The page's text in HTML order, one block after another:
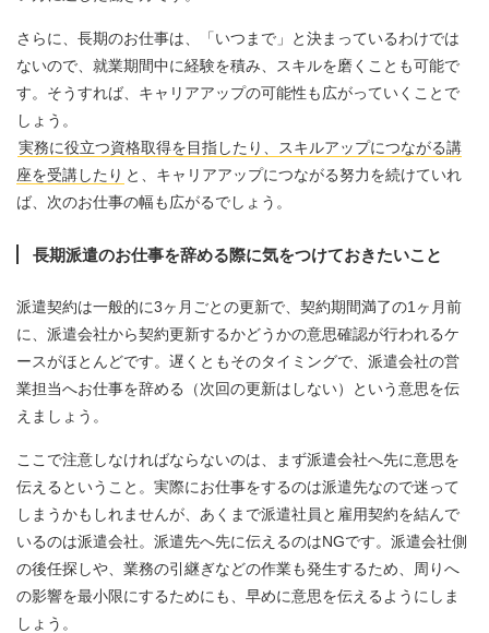
さらに、長期のお仕事は、「いつまで」と決まっているわけでは
ないので、就業期間中に経験を積み、スキルを磨くことも可能で
す。そうすれば、キャリアアップの可能性も広がっていくことで
しょう。
実務に役立つ資格取得を目指したり、スキルアップにつながる講
座を受講したり と、キャリアアップにつながる努力を続けていれ
ば、次のお仕事の幅も広がるでしょう。
長期派遣のお仕事を辞める際に気をつけておきたいこと
派遣契約は一般的に3ヶ月ごとの更新で、契約期間満了の1ヶ月前
に、派遣会社から契約更新するかどうかの意思確認が行われるケ
ースがほとんどです。遅くともそのタイミングで、派遣会社の営
業担当へお仕事を辞める（次回の更新はしない）という意思を伝
えましょう。
ここで注意しなければならないのは、まず派遣会社へ先に意思を
伝えるということ。実際にお仕事をするのは派遣先なので迷って
しまうかもしれませんが、あくまで派遣社員と雇用契約を結んで
いるのは派遣会社。派遣先へ先に伝えるのはNGです。派遣会社側
の後任探しや、業務の引継ぎなどの作業も発生するため、周りへ
の影響を最小限にするためにも、早めに意思を伝えるようにしま
しょう。